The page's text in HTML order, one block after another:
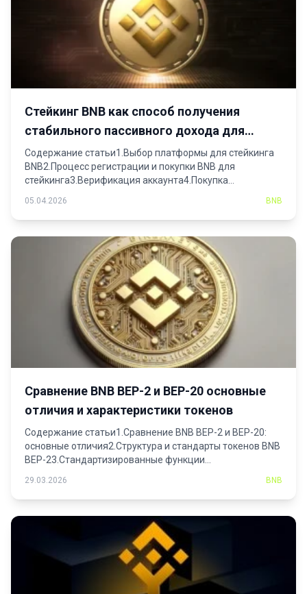
Стейкинг BNB как способ получения
стабильного пассивного дохода для
инвесторов
Содержание статьи1.Выбор платформы для стейкинга
BNB2.Процесс регистрации и покупки BNB для
стейкинга3.Верификация аккаунта4.Покупка
05.04.2026 BNB
Сравнение BNB BEP-2 и BEP-20 основные
отличия и характеристики токенов
Содержание статьи1.Сравнение BNB BEP-2 и BEP-20:
основные отличия2.Структура и стандарты токенов BNB
BEP-23.Стандартизированные функции
29.03.2026 BNB